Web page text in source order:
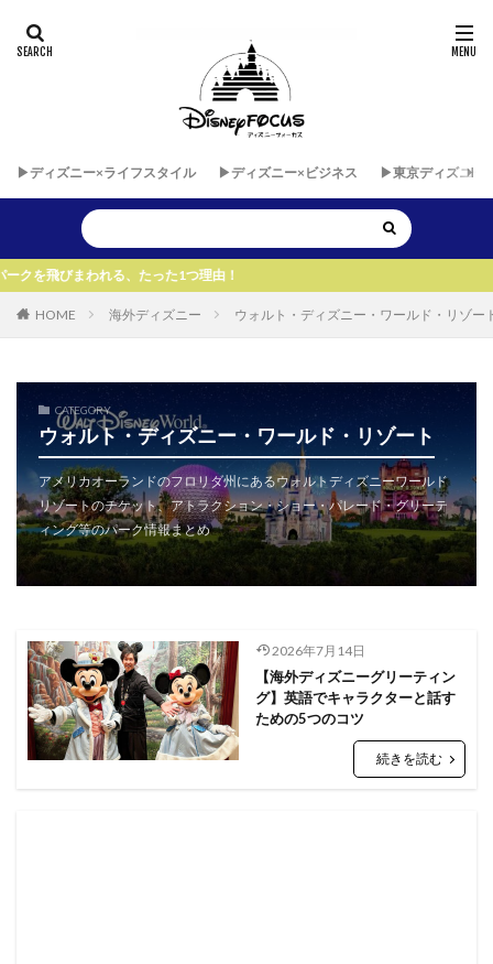
▶︎ディズニー×ライフスタイル ▶︎ディズニー×ビジネス ▶︎東京ディズニー
、たった1つ理由！
HOME 海外ディズニー ウォルト・ディズニー・ワールド・リゾー
CATEGORY
ウォルト・ディズニー・ワールド・リゾート
アメリカオーランドのフロリダ州にあるウォルトディズニーワールド
リゾートのチケット、アトラクション・ショー・パレード・グリーテ
ィング等のパーク情報まとめ
2026年7月14日
【海外ディズニーグリーティン
グ】英語でキャラクターと話す
ための5つのコツ
続きを読む